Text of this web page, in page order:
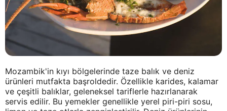
Mozambik'in kıyı bölgelerinde taze balık ve deniz
ürünleri mutfakta başroldedir. Özellikle karides, kalamar
ve çeşitli balıklar, geleneksel tariflerle hazırlanarak
servis edilir. Bu yemekler genellikle yerel piri-piri sosu,